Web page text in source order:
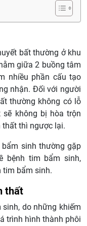
bất thường ở khu
giữa 2 buồng tâm
nhiều phần cấu tạo
nhận. Đối với người
thường không có lỗ
không bị hòa trộn
thất thì ngược lại.
sinh thường gặp
bệnh tim bẩm sinh,
tim bẩm sinh.
thất
do những khiếm
trình hình thành phôi